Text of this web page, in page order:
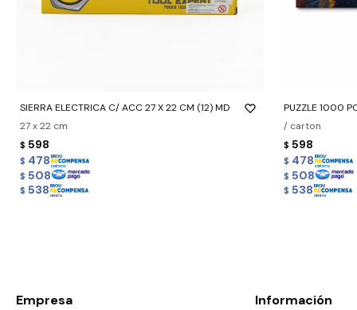
SIERRA ELECTRICA C/ ACC 27 X 22 CM (12) MD
27 x 22 cm
$ 598
$ 478
$ 508
$ 538
PUZZLE 1000
/ carton
$ 598
$ 478
$ 508
$ 538
Empresa Información